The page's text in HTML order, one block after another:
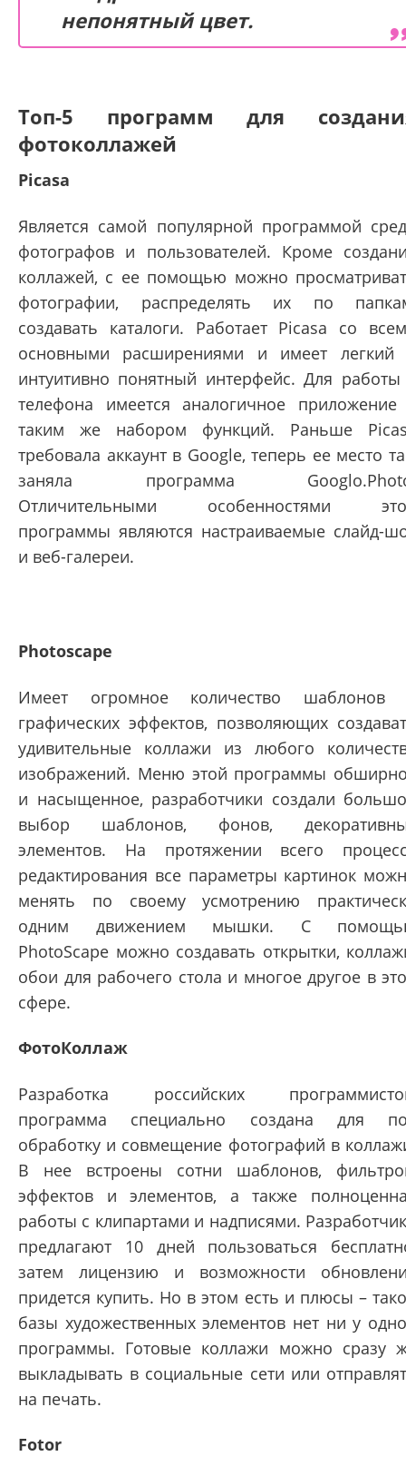
непонятный цвет.
Топ-5 программ для
фотоколлажей
Picasa
Является самой популярной программой
фотографов и пользователей. Кроме
коллажей, с ее помощью можно
фотографии, распределять их по
создавать каталоги. Работает Picasa со
основными расширениями и имеет легкий
интуитивно понятный интерфейс. Для работы
телефона имеется аналогичное приложение
таким же набором функций. Раньше
требовала аккаунт в Google, теперь ее место
заняла программа
Отличительными особенностями
программы являются настраиваемые слайд-
и веб-галереи.
Photoscape
Имеет огромное количество шаблонов
графических эффектов, позволяющих
удивительные коллажи из любого
изображений. Меню этой программы
и насыщенное, разработчики создали
выбор шаблонов, фонов,
элементов. На протяжении всего
редактирования все параметры картинок
менять по своему усмотрению
одним движением мышки. С
PhotoScape можно создавать открытки,
обои для рабочего стола и многое другое в
сфере.
ФотоКоллаж
Разработка российских
программа специально создана для
обработку и совмещение фотографий в
В нее встроены сотни шаблонов,
эффектов и элементов, а также
работы с клипартами и надписями.
предлагают 10 дней пользоваться
затем лицензию и возможности
придется купить. Но в этом есть и плюсы –
базы художественных элементов нет ни у
программы. Готовые коллажи можно сразу
выкладывать в социальные сети или
на печать.
Fotor